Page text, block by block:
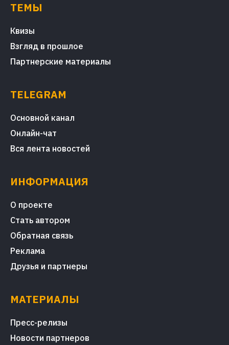
ТЕМЫ
Квизы
Взгляд в прошлое
Партнерские материалы
TELEGRAM
Основной канал
Онлайн-чат
Вся лента новостей
ИНФОРМАЦИЯ
О проекте
Стать автором
Обратная связь
Реклама
Друзья и партнеры
МАТЕРИАЛЫ
Пресс-релизы
Новости партнеров